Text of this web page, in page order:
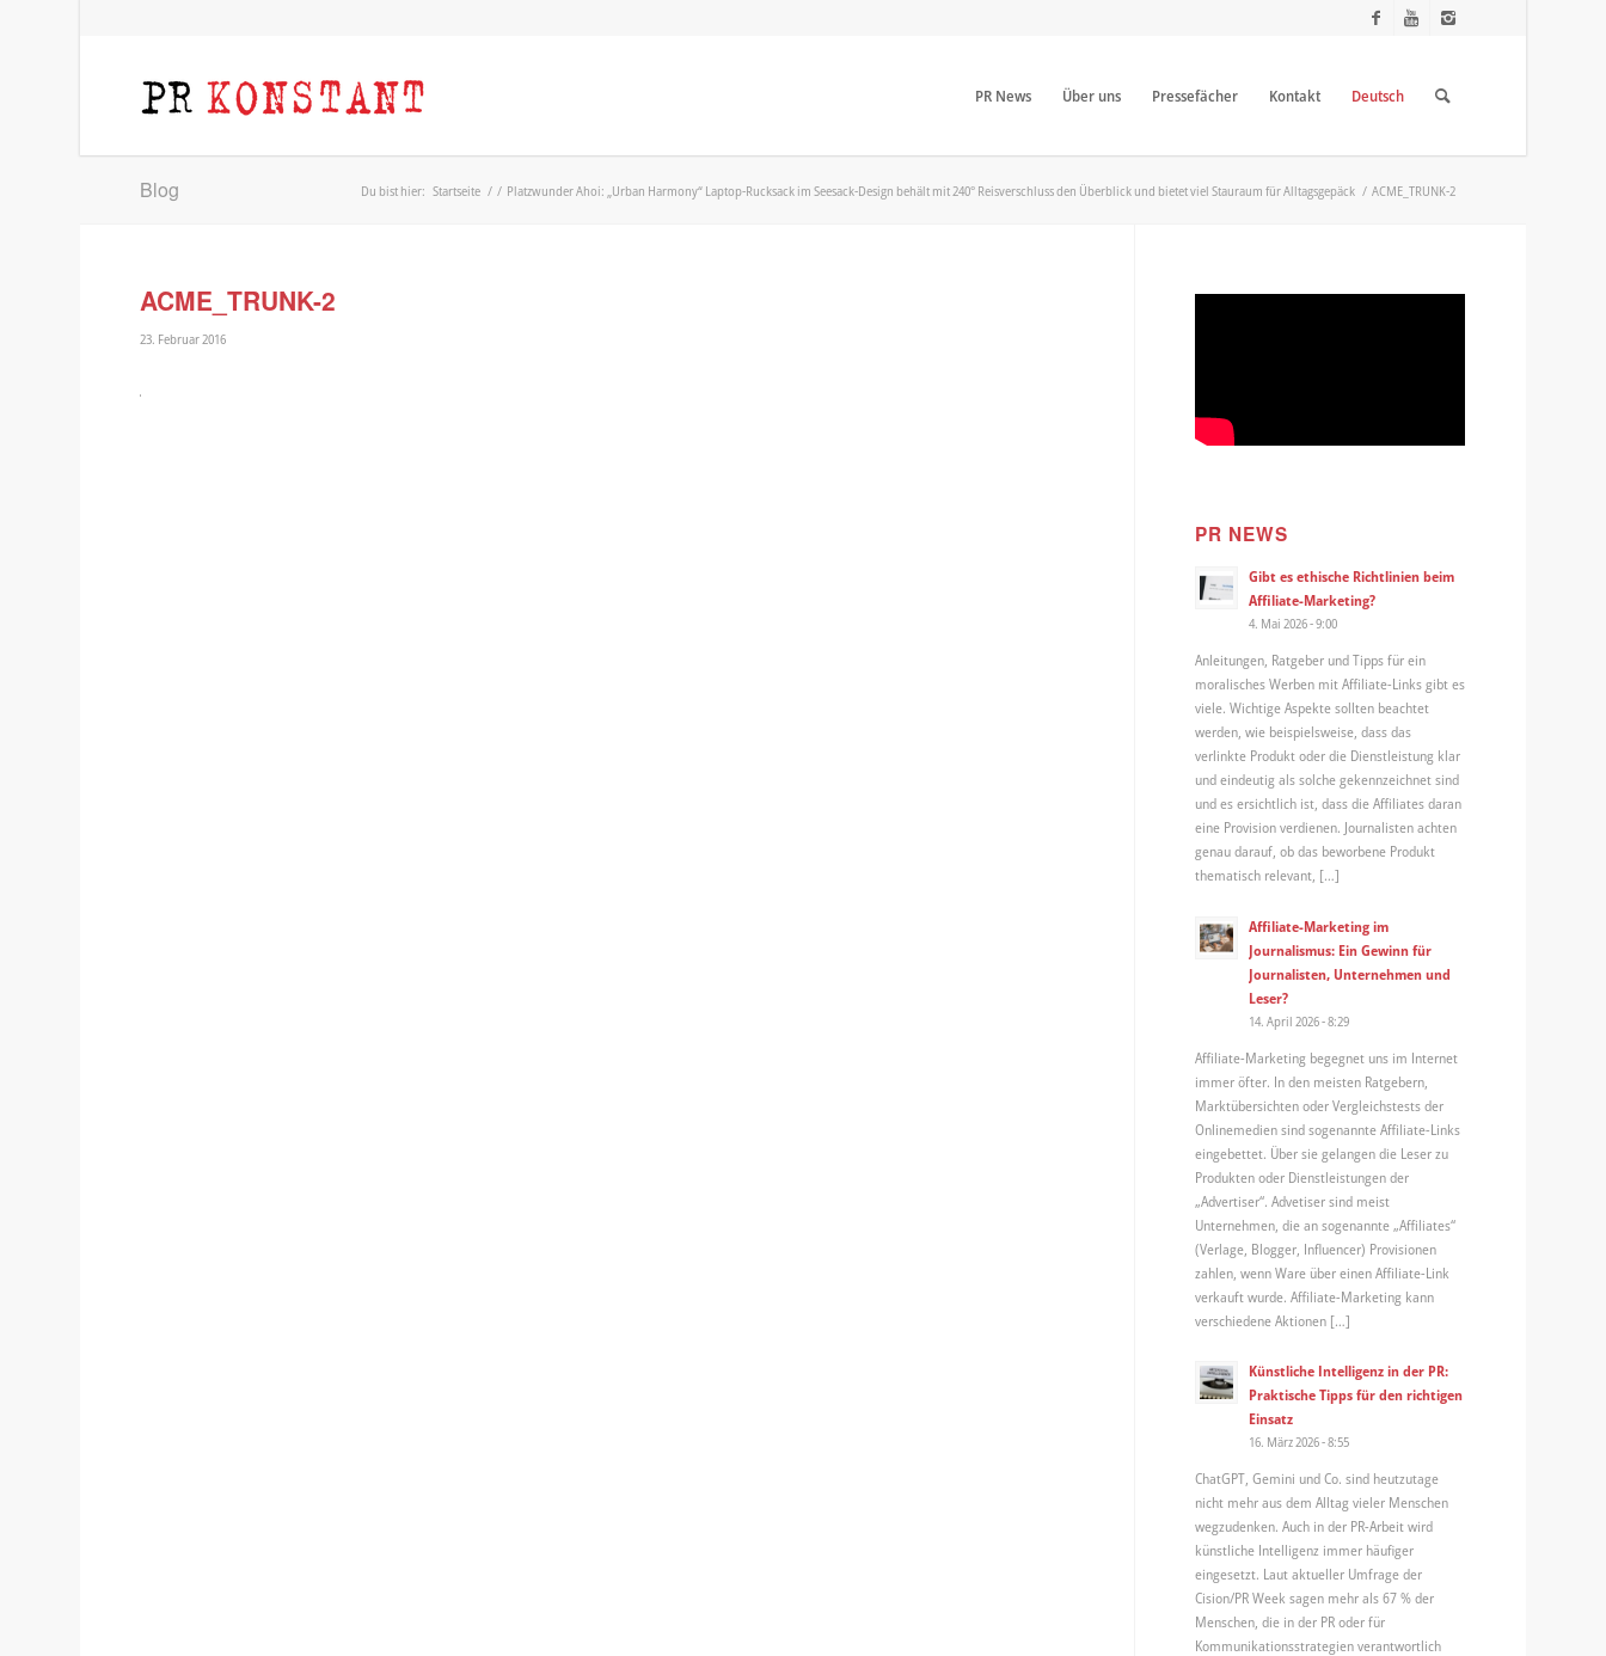
PR News Über uns Pressefächer Kontakt Deutsch
Blog Du bist hier: Startseite / / Platzwunder Ahoi: „Urban Harmony“ Laptop-Rucksack im Seesack-Design behält mit 240° Reisverschluss den Überblick und bietet viel Stauraum für Alltagsgepäck / ACME_TRUNK-2
ACME_TRUNK-2
23. Februar 2016
PR NEWS
Gibt es ethische Richtlinien beim
Affiliate-Marketing?
4. Mai 2026 - 9:00
Anleitungen, Ratgeber und Tipps für ein
moralisches Werben mit Affiliate-Links gibt es
viele. Wichtige Aspekte sollten beachtet
werden, wie beispielsweise, dass das
verlinkte Produkt oder die Dienstleistung klar
und eindeutig als solche gekennzeichnet sind
und es ersichtlich ist, dass die Affiliates daran
eine Provision verdienen. Journalisten achten
genau darauf, ob das beworbene Produkt
thematisch relevant, […]
Affiliate-Marketing im
Journalismus: Ein Gewinn für
Journalisten, Unternehmen und
Leser?
14. April 2026 - 8:29
Affiliate-Marketing begegnet uns im Internet
immer öfter. In den meisten Ratgebern,
Marktübersichten oder Vergleichstests der
Onlinemedien sind sogenannte Affiliate-Links
eingebettet. Über sie gelangen die Leser zu
Produkten oder Dienstleistungen der
„Advertiser“. Advetiser sind meist
Unternehmen, die an sogenannte „Affiliates“
(Verlage, Blogger, Influencer) Provisionen
zahlen, wenn Ware über einen Affiliate-Link
verkauft wurde. Affiliate-Marketing kann
verschiedene Aktionen […]
Künstliche Intelligenz in der PR:
Praktische Tipps für den richtigen
Einsatz
16. März 2026 - 8:55
ChatGPT, Gemini und Co. sind heutzutage
nicht mehr aus dem Alltag vieler Menschen
wegzudenken. Auch in der PR-Arbeit wird
künstliche Intelligenz immer häufiger
eingesetzt. Laut aktueller Umfrage der
Cision/PR Week sagen mehr als 67 % der
Menschen, die in der PR oder für
Kommunikationsstrategien verantwortlich